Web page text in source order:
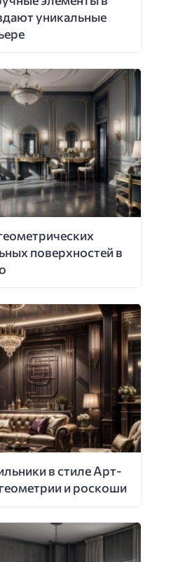
уникальные
поверхностей в
в стиле Арт-
и роскоши